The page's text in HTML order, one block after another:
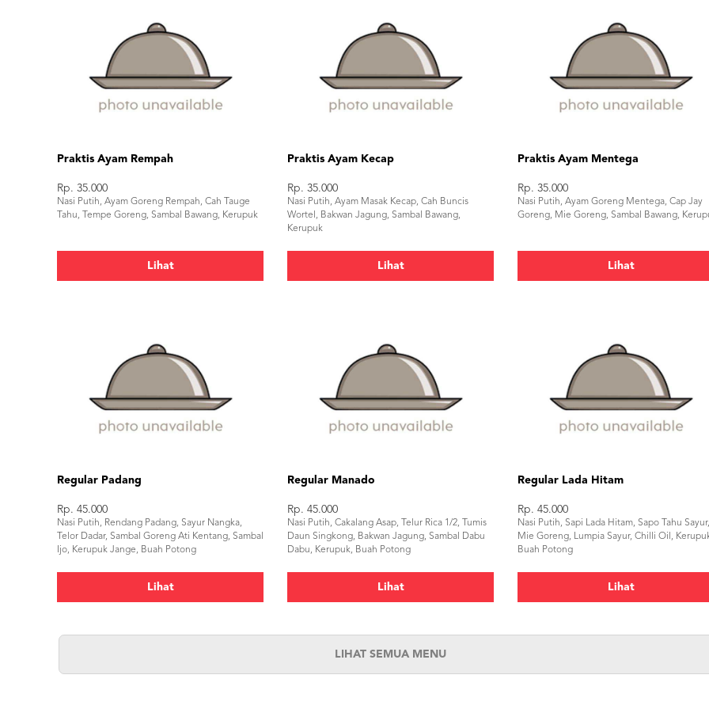
Praktis Ayam Rempah
Rp. 35.000
Nasi Putih, Ayam Goreng Rempah, Cah Tauge
Tahu, Tempe Goreng, Sambal Bawang, Kerupuk
Lihat
Praktis Ayam Kecap
Rp. 35.000
Nasi Putih, Ayam Masak Kecap, Cah Buncis
Wortel, Bakwan Jagung, Sambal Bawang,
Kerupuk
Lihat
Praktis Ayam Mentega
Rp. 35.000
Nasi Putih, Ayam Goreng Mentega, Cap Jay
Goreng, Mie Goreng, Sambal Bawang,
Lihat
Regular Padang
Rp. 45.000
Nasi Putih, Rendang Padang, Sayur Nangka,
Telor Dadar, Sambal Goreng Ati Kentang, Sambal
Ijo, Kerupuk Jange, Buah Potong
Lihat
Regular Manado
Rp. 45.000
Nasi Putih, Cakalang Asap, Telur Rica 1/2, Tumis
Daun Singkong, Bakwan Jagung, Sambal Dabu
Dabu, Kerupuk, Buah Potong
Lihat
Regular Lada Hitam
Rp. 45.000
Nasi Putih, Sapi Lada Hitam, Sapo Tahu
Mie Goreng, Lumpia Sayur, Chilli Oil,
Buah Potong
Lihat
LIHAT SEMUA MENU